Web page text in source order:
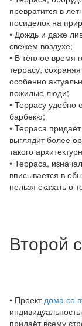
превратится в
посиделок на
• Дождь и даже
свежем воздухе;
• В тёплое время
террасу,
особенно
пожилые люди;
• Террасу удобно
барбекю;
• Терраса
выглядит более
такого
• Терраса,
вписывается в
нельзя сказать о
Второй
• Проектдома со
придаёт всему